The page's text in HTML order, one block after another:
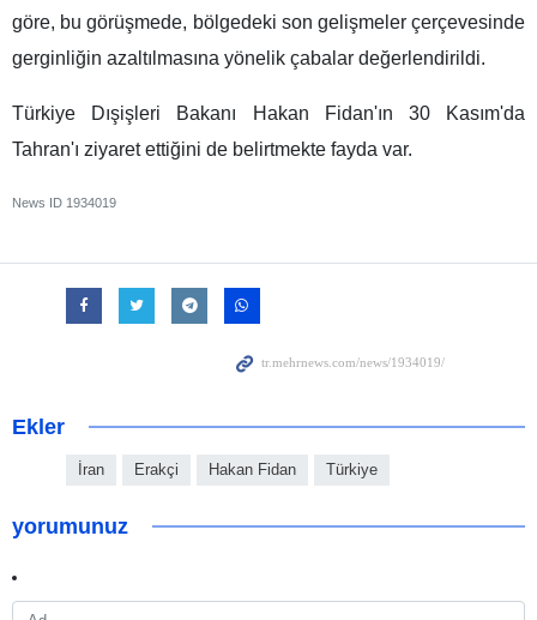
göre, bu görüşmede, bölgedeki son gelişmeler çerçevesinde
gerginliğin azaltılmasına yönelik çabalar değerlendirildi.
Türkiye Dışişleri Bakanı Hakan Fidan'ın 30 Kasım'da
Tahran'ı ziyaret ettiğini de belirtmekte fayda var.
News ID 1934019
Ekler
İran Erakçi Hakan Fidan Türkiye
yorumunuz